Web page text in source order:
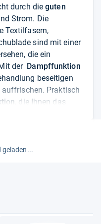
durch dieguten
Strom. Die
Textilfasern,
sind mit einer
die ein
der Dampffunktion
beseitigen
Praktisch
, die Ihnen das
den
Kollegen vermissen
geladen...